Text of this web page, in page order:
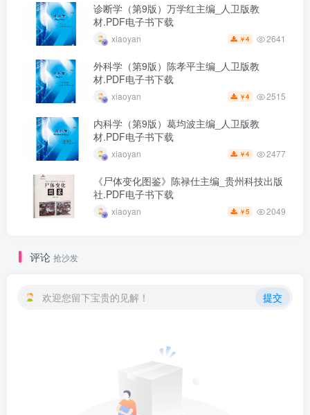
诊断学（第9版）万学红主编_人卫版教
材.PDF电子书下载
xiaoyan ￥4 2641
外科学（第9版）陈孝平主编_人卫版教
材.PDF电子书下载
xiaoyan ￥4 2515
内科学（第9版）葛均波主编_人卫版教
材.PDF电子书下载
xiaoyan ￥4 2477
《尸体变化图鉴》陈禄仕主编_贵州科技出版
社.PDF电子书下载
xiaoyan ￥5 2049
评论 抢沙发
欢迎您留下宝贵的见解！ 提交